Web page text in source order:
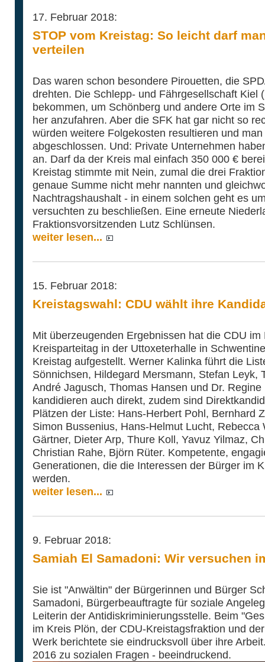
17. Februar 2018:
STOP vom Kreistag: So leicht darf
verteilen
Das waren schon besondere Pirouetten, die
drehten. Die Schlepp- und Fährgesellschaft Kiel
bekommen, um Schönberg und andere Orte im
her anzufahren. Aber die SFK hat gar nicht so
würden weitere Folgekosten resultieren und
abgeschlossen. Und: Private Unternehmen
an. Darf da der Kreis mal einfach 350 000 €
Kreistag stimmte mit Nein, zumal die drei
genaue Summe nicht mehr nannten und
Nachtragshaushalt - in einem solchen geht es
versuchten zu beschließen. Eine erneute
Fraktionsvorsitzenden Lutz Schlünsen.
weiter lesen...
15. Februar 2018:
Kreistagswahl: CDU wählt ihre
Mit überzeugenden Ergebnissen hat die CDU im
Kreisparteitag in der Uttoxeterhalle in
Kreistag aufgestellt. Werner Kalinka führt die
Sönnichsen, Hildegard Mersmann, Stefan Leyk,
André Jagusch, Thomas Hansen und Dr.
kandidieren auch direkt, zudem sind
Plätzen der Liste: Hans-Herbert Pohl, Bernhard
Simon Bussenius, Hans-Helmut Lucht, Rebecca
Gärtner, Dieter Arp, Thure Koll, Yavuz Yilmaz,
Christian Rahe, Björn Rüter. Kompetente,
Generationen, die die Interessen der Bürger im
werden.
weiter lesen...
9. Februar 2018:
Samiah El Samadoni: Wir versuchen
Sie ist "Anwältin" der Bürgerinnen und Bürger
Samadoni, Bürgerbeauftragte für soziale
Leiterin der Antidiskriminierungsstelle. Beim
im Kreis Plön, der CDU-Kreistagsfraktion und
Werk berichtete sie eindrucksvoll über ihre
2016 zu sozialen Fragen - beeindruckend.